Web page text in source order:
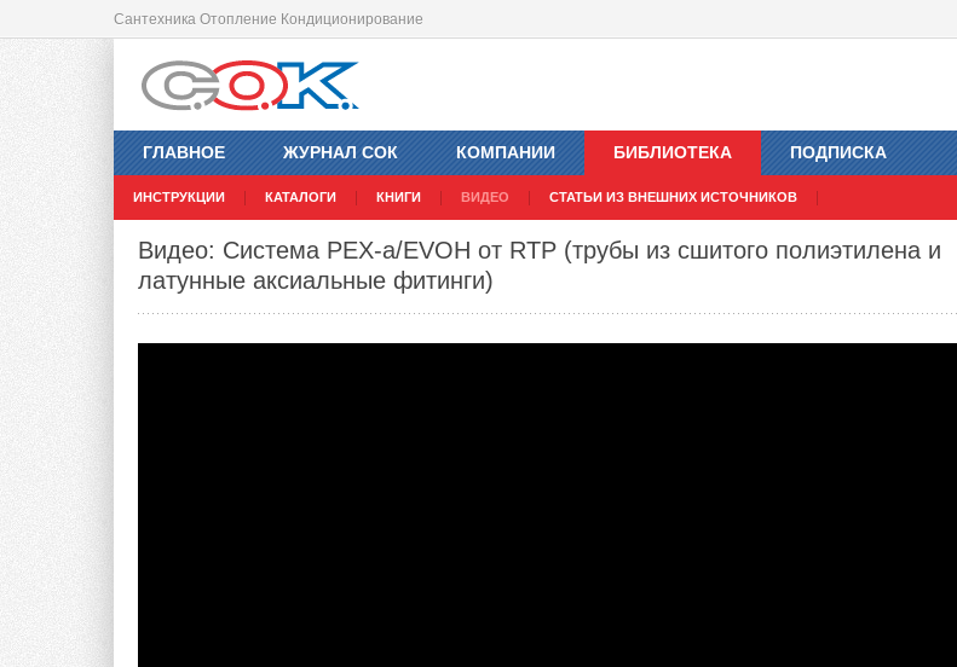
Сантехника Отопление Кондиционирование
ГЛАВНОЕ ЖУРНАЛ СОК КОМПАНИИ БИБЛИОТЕКА
ИНСТРУКЦИИ КАТАЛОГИ КНИГИ ВИДЕО СТАТЬИ ИЗ ВНЕШНИХ ИСТОЧНИКОВ
ПОДПИСКА
Видео: Система PEX-a/EVOH от RTP (трубы из сшитого полиэтилена и
латунные аксиальные фитинги)